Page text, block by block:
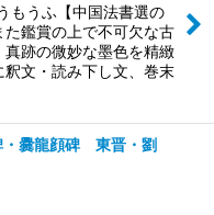
うふ【中国法書選の
鑑賞の上で不可欠な古
跡の微妙な墨色を精緻
文・読み下し文、巻末
爨龍顔碑 東晋・劉